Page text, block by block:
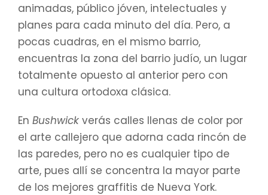
animadas, público jóven, intelectuales y
planes para cada minuto del día. Pero, a
pocas cuadras, en el mismo barrio,
encuentras la zona del barrio judío, un lugar
totalmente opuesto al anterior pero con
una cultura ortodoxa clásica.
En Bushwick verás calles llenas de color por
el arte callejero que adorna cada rincón de
las paredes, pero no es cualquier tipo de
arte, pues allí se concentra la mayor parte
de los mejores graffitis de Nueva York.